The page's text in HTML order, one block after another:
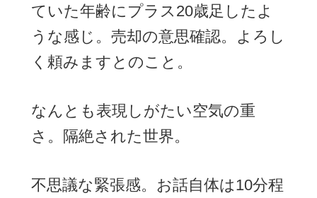
ていた年齢にプラス20歳足したよ
うな感じ。売却の意思確認。よろし
く頼みますとのこと。
なんとも表現しがたい空気の重
さ。隔絶された世界。
不思議な緊張感。お話自体は10分程